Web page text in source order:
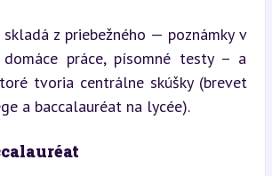
z priebežného — poznámky v
domáce práce, písomné testy – a
tvoria centrálne skúšky (brevet
a baccalauréat na lycée).